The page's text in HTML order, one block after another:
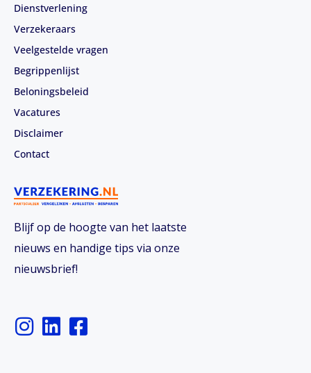
Blijf op de hoogte van het laatste
nieuws en handige tips via onze
nieuwsbrief!
I
n
L
i
F
a
Dienstverlening
Verzekeraars
Veelgestelde vragen
Begrippenlijst
Beloningsbeleid
Vacatures
Disclaimer
Contact